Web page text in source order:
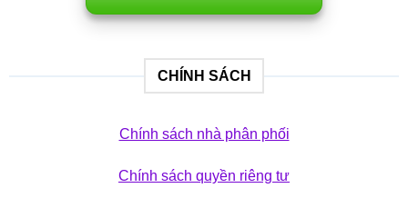
CHÍNH SÁCH
Chính sách nhà phân phối
Chính sách quyền riêng tư